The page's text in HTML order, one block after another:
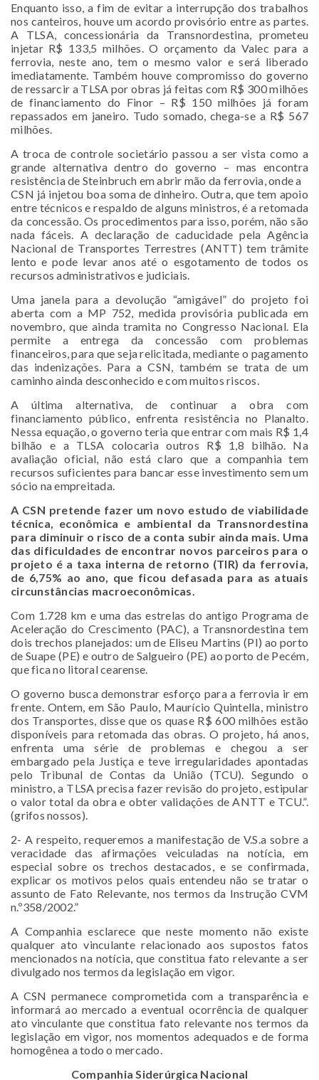
Enquanto isso, a fim de evitar a interrupção dos trabalhos
nos canteiros, houve um acordo provisório entre as partes.
A TLSA, concessionária da Transnordestina, prometeu
injetar R$ 133,5 milhões. O orçamento da Valec para a
ferrovia, neste ano, tem o mesmo valor e será liberado
imediatamente. Também houve compromisso do governo
de ressarcir a TLSA por obras já feitas com R$ 300 milhões
de financiamento do Finor – R$ 150 milhões já foram
repassados em janeiro. Tudo somado, chega-se a R$ 567
milhões.
A troca de controle societário passou a ser vista como a
grande alternativa dentro do governo – mas encontra
resistência de Steinbruch em abrir mão da ferrovia, onde a
CSN já injetou boa soma de dinheiro. Outra, que tem apoio
entre técnicos e respaldo de alguns ministros, é a retomada
da concessão. Os procedimentos para isso, porém, não são
nada fáceis. A declaração de caducidade pela Agência
Nacional de Transportes Terrestres (ANTT) tem trâmite
lento e pode levar anos até o esgotamento de todos os
recursos administrativos e judiciais.
Uma janela para a devolução “amigável” do projeto foi
aberta com a MP 752, medida provisória publicada em
novembro, que ainda tramita no Congresso Nacional. Ela
permite a entrega da concessão com problemas
financeiros, para que seja relicitada, mediante o pagamento
das indenizações. Para a CSN, também se trata de um
caminho ainda desconhecido e com muitos riscos.
A última alternativa, de continuar a obra com
financiamento público, enfrenta resistência no Planalto.
Nessa equação, o governo teria que entrar com mais R$ 1,4
bilhão e a TLSA colocaria outros R$ 1,8 bilhão. Na
avaliação oficial, não está claro que a companhia tem
recursos suficientes para bancar esse investimento sem um
sócio na empreitada.
A CSN pretende fazer um novo estudo de viabilidade
técnica, econômica e ambiental da Transnordestina
para diminuir o risco de a conta subir ainda mais. Uma
das dificuldades de encontrar novos parceiros para o
projeto é a taxa interna de retorno (TIR) da ferrovia,
de 6,75% ao ano, que ficou defasada para as atuais
circunstâncias macroeconômicas.
Com 1.728 km e uma das estrelas do antigo Programa de
Aceleração do Crescimento (PAC), a Transnordestina tem
dois trechos planejados: um de Eliseu Martins (PI) ao porto
de Suape (PE) e outro de Salgueiro (PE) ao porto de Pecém,
que fica no litoral cearense.
O governo busca demonstrar esforço para a ferrovia ir em
frente. Ontem, em São Paulo, Maurício Quintella, ministro
dos Transportes, disse que os quase R$ 600 milhões estão
disponíveis para retomada das obras. O projeto, há anos,
enfrenta uma série de problemas e chegou a ser
embargado pela Justiça e teve irregularidades apontadas
pelo Tribunal de Contas da União (TCU). Segundo o
ministro, a TLSA precisa fazer revisão do projeto, estipular
o valor total da obra e obter validações de ANTT e TCU.”.
(grifos nossos).
2- A respeito, requeremos a manifestação de V.S.a sobre a
veracidade das afirmações veiculadas na notícia, em
especial sobre os trechos destacados, e se confirmada,
explicar os motivos pelos quais entendeu não se tratar o
assunto de Fato Relevante, nos termos da Instrução CVM
n.º358/2002.”
A Companhia esclarece que neste momento não existe
qualquer ato vinculante relacionado aos supostos fatos
mencionados na notícia, que constitua fato relevante a ser
divulgado nos termos da legislação em vigor.
A CSN permanece comprometida com a transparência e
informará ao mercado a eventual ocorrência de qualquer
ato vinculante que constitua fato relevante nos termos da
legislação em vigor, nos momentos adequados e de forma
homogênea a todo o mercado.
Companhia Siderúrgica Nacional